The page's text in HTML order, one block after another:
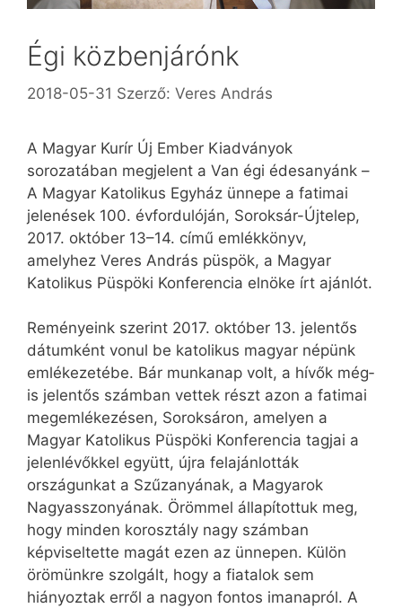
Égi közbenjárónk
2018-05-31 Szerző: Veres András
A Magyar Kurír Új Ember Kiadványok
sorozatában megjelent a Van égi édesanyánk –
A Magyar Katolikus Egyház ünnepe a fatimai
jelenések 100. évfordulóján, Soroksár-Újtelep,
2017. október 13–14. című emlékkönyv,
amelyhez Veres András püspök, a Magyar
Katolikus Püspöki Konferencia elnöke írt ajánlót.
Reményeink szerint 2017. október 13. jelentős
dátumként vonul be katolikus magyar népünk
emlékezetébe. Bár munkanap volt, a hívők még­
is jelentős számban vettek részt azon a fatimai
megemlékezésen, Soroksáron, amelyen a
Magyar Katolikus Püspöki Konferencia tagjai a
jelenlévőkkel együtt, újra felajánlották
országunkat a Szűzanyának, a Magyarok
Nagyasszonyának. Örömmel állapítottuk meg,
hogy minden korosztály nagy számban
képviseltette magát ezen az ünnepen. Külön
örömünkre szolgált, hogy a fiatalok sem
hiányoztak erről a nagyon fontos imanapról. A